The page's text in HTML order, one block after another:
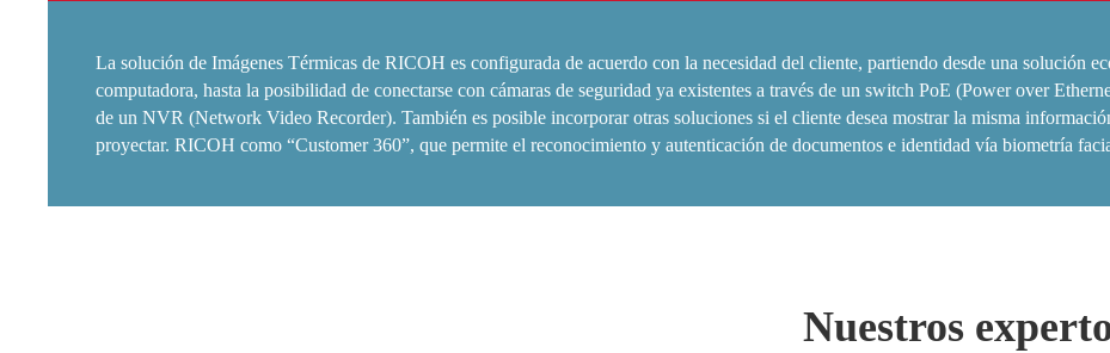
La solución de Imágenes Térmicas de RICOH es configurada de acuerdo con la necesidad del cliente, partiendo desde una solución
computadora, hasta la posibilidad de conectarse con cámaras de seguridad ya existentes a través de un switch PoE (Power over
de un NVR (Network Video Recorder). También es posible incorporar otras soluciones si el cliente desea mostrar la misma
proyectar. RICOH como “Customer 360”, que permite el reconocimiento y autenticación de documentos e identidad vía biometría
Nuestros